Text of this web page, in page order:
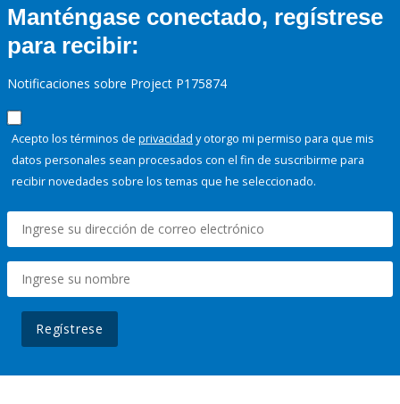
Manténgase conectado, regístrese
para recibir:
Notificaciones sobre Project P175874
Acepto los términos de privacidad y otorgo mi permiso para que mis
datos personales sean procesados con el fin de suscribirme para
recibir novedades sobre los temas que he seleccionado.
Regístrese